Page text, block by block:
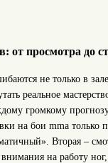
от просмотра до
не только в
реальное
громкому
на бои mma только
Вторая –
на работу ног,